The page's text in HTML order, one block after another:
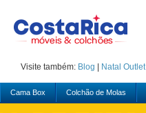
Visite também: Blog Natal Outlet
Cama Box Colchão de Molas